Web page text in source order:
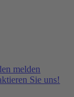
melden
Sie uns!